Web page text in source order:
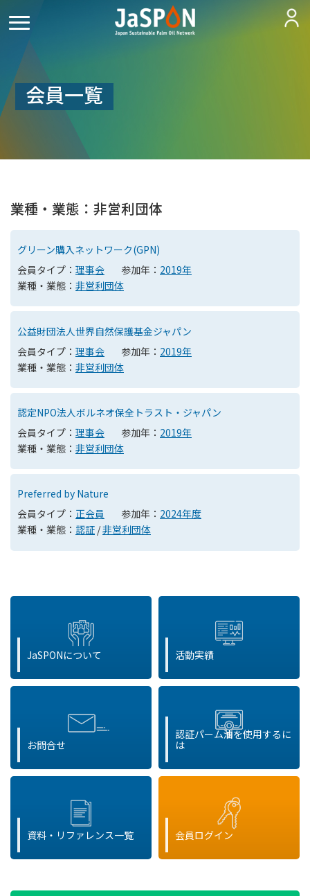
会員一覧
業種・業態：非営利団体
グリーン購入ネットワーク(GPN)
会員タイプ： 理事会 参加年： 2019年
業種・業態： 非営利団体
公益財団法人世界自然保護基金ジャパン
会員タイプ： 理事会 参加年： 2019年
業種・業態： 非営利団体
認定NPO法人ボルネオ保全トラスト・ジャパン
会員タイプ： 理事会 参加年： 2019年
業種・業態： 非営利団体
Preferred by Nature
会員タイプ： 正会員 参加年： 2024年度
業種・業態： 認証 /非営利団体
JaSPONについて 活動実績
お問合せ
認証パーム油を使用するに
は
資料・リファレンス一覧 会員ログイン